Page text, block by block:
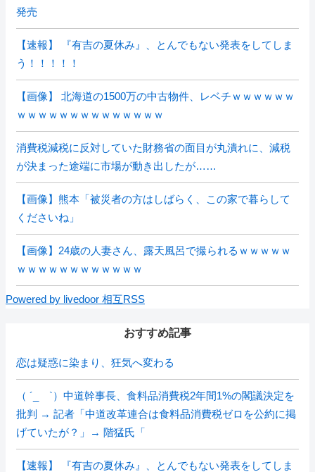
発売
【速報】 『有吉の夏休み』、とんでもない発表をしてしま
う！！！！！
【画像】 北海道の1500万の中古物件、レベチｗｗｗｗｗｗ
ｗｗｗｗｗｗｗｗｗｗｗｗｗｗ
消費税減税に反対していた財務省の面目が丸潰れに、減税
が決まった途端に市場が動き出したが……
【画像】熊本「被災者の方はしばらく、この家で暮らして
くださいね」
【画像】24歳の人妻さん、露天風呂で撮られるｗｗｗｗｗ
ｗｗｗｗｗｗｗｗｗｗｗｗ
Powered by livedoor 相互RSS
おすすめ記事
恋は疑惑に染まり、狂気へ変わる
（ ´_ゝ`）中道幹事長、食料品消費税2年間1%の閣議決定を
批判 → 記者「中道改革連合は食料品消費税ゼロを公約に掲
げていたが？」→ 階猛氏「
【速報】 『有吉の夏休み』、とんでもない発表をしてしま